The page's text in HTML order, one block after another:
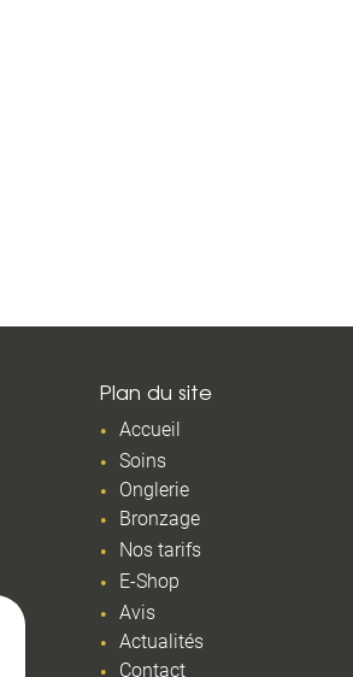
Plan du site
Accueil
Soins
Onglerie
Bronzage
Nos tarifs
E-Shop
Avis
Actualités
Contact